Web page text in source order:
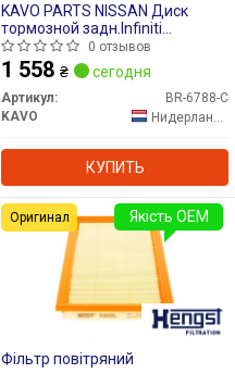
KAVO PARTS NISSAN Диск
тормозной задн.Infiniti
FX,Murano 03-0 отзывов
1 558 ₴ сегодня
Артикул:
BR-6788-C
KAVO
Нидерланды
КУПИТЬ
Фільтр повітряний
Якість OEM
Оригинал